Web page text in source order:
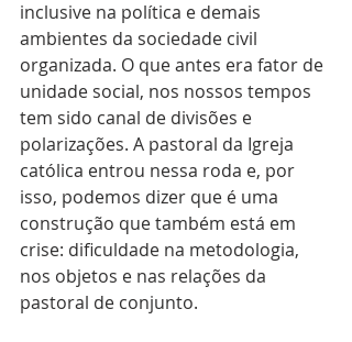
inclusive na política e demais
ambientes da sociedade civil
organizada. O que antes era fator de
unidade social, nos nossos tempos
tem sido canal de divisões e
polarizações. A pastoral da Igreja
católica entrou nessa roda e, por
isso, podemos dizer que é uma
construção que também está em
crise: dificuldade na metodologia,
nos objetos e nas relações da
pastoral de conjunto.